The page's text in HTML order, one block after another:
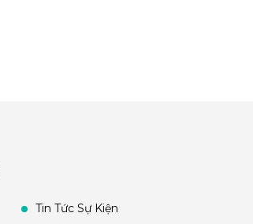
Tin Tức Sự Kiện